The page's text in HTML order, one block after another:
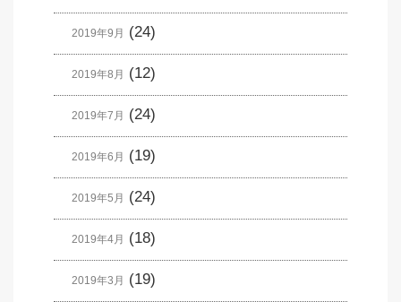
2019年9月 (24)
2019年8月 (12)
2019年7月 (24)
2019年6月 (19)
2019年5月 (24)
2019年4月 (18)
2019年3月 (19)